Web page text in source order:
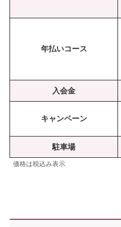
年払いコース
入会金
キャンペーン
駐車場
価格は税込み表示